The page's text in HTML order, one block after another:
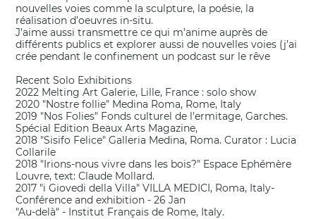
nouvelles voies comme la sculpture, la poésie, la
réalisation d’oeuvres in-situ.
J’aime aussi transmettre ce qui m’anime auprès de
différents publics et explorer aussi de nouvelles voies (j’ai
crée pendant le confinement un podcast sur le rêve
Recent Solo Exhibitions
2022 Melting Art Galerie, Lille, France : solo show
2020 "Nostre follie" Medina Roma, Rome, Italy
2019 "Nos Folies" Fonds culturel de l'ermitage, Garches.
Spécial Edition Beaux Arts Magazine,
2018 "Sisifo Felice" Galleria Medina, Roma. Curator : Lucia
Collarile
2018 "Irions-nous vivre dans les bois?" Espace Ephémère
Louvre, text: Claude Mollard.
2017 "i Giovedi della Villa" VILLA MEDICI, Roma, Italy-
Conférence and exhibition - 26 Jan
"Au-delà" - Institut Français de Rome, Italy.